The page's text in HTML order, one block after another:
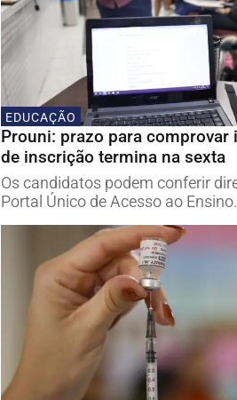
EDUCAÇÃO
Prouni: prazo para comprovar
de inscrição termina na sexta
Os candidatos podem conferir
Portal Único de Acesso ao